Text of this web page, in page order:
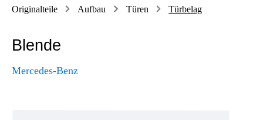
Originalteile Aufbau Türen Türbelag
Blende
Mercedes-Benz